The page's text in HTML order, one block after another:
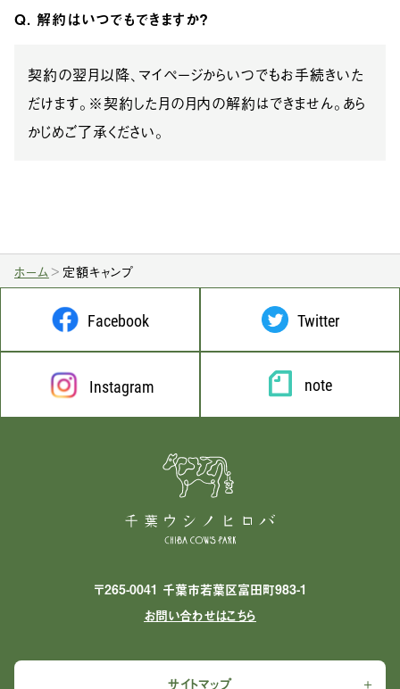
Q. 解約はいつでもできますか？
契約の翌月以降、マイページからいつでもお手続きいた
だけます。※契約した月の月内の解約はできません。あら
かじめご了承ください。
ホーム 定額キャンプ
Facebook Twitter
Instagram note
〒265-0041 千葉市若葉区富田町983-1
お問い合わせはこちら
サイトマップ